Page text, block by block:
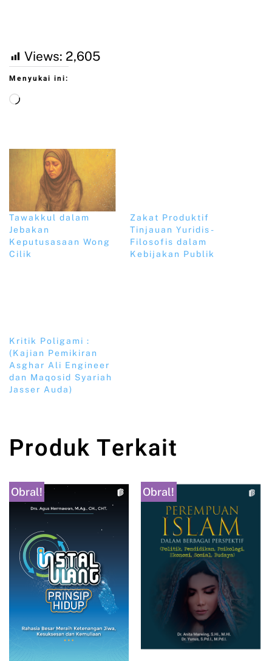
Views: 2,605
Menyukai ini:
Tawakkul dalam
Jebakan
Keputusasaan Wong
Cilik
Zakat Produktif
Tinjauan Yuridis-
Filosofis dalam
Kebijakan Publik
Kritik Poligami :
(Kajian Pemikiran
Asghar Ali Engineer
dan Maqosid Syariah
Jasser Auda)
Produk Terkait
Obral! Obral!